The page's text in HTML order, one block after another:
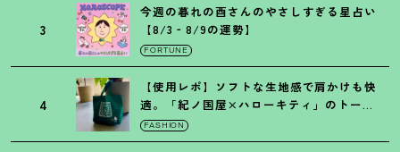
3
今週の暮れの酉さんのやさしすぎる星占い
【8/3‐8/9の運勢】
FORTUNE
4
【使用レポ】ソフトな生地感で肩かけも快
適。「紀ノ国屋×ハローキティ」のトート
がガシガシ使えて最高です
FASHION